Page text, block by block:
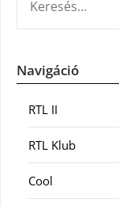
Navigáció
RTL II
RTL Klub
Cool